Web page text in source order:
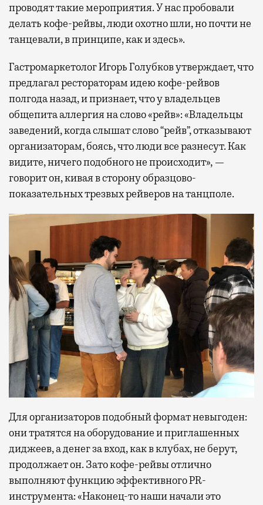
проводят такие мероприятия. У нас пробовали
делать кофе-рейвы, люди охотно шли, но почти не
танцевали, в принципе, как и здесь».
Гастромаркетолог Игорь Голубков утверждает, что
предлагал рестораторам идею кофе-рейвов
полгода назад, и признает, что у владельцев
общепита аллергия на слово «рейв»: «Владельцы
заведений, когда слышат слово “рейв”, отказывают
организаторам, боясь, что люди все разнесут. Как
видите, ничего подобного не происходит», —
говорит он, кивая в сторону образцово-
показательных трезвых рейверов на танцполе.
Для организаторов подобный формат невыгоден:
они тратятся на оборудование и приглашенных
диджеев, а денег за вход, как в клубах, не берут,
продолжает он. Зато кофе-рейвы отлично
выполняют функцию эффективного PR-
инструмента: «Наконец-то наши начали это